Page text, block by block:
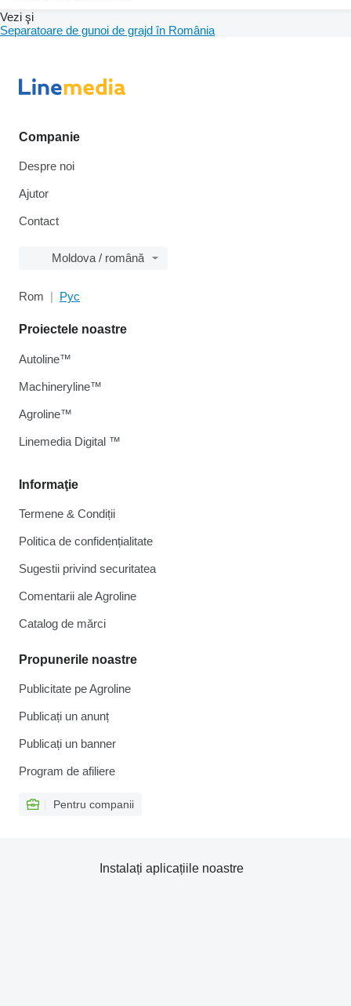
Vezi şi
Separatoare de gunoi de grajd în România
Companie
Despre noi
Ajutor
Contact
Moldova / română
Rom Рус
Informaţie
Termene & Condiții
Politica de confidențialitate
Sugestii privind securitatea
Comentarii ale Agroline
Catalog de mărcі
Propunerile noastre
Publicitate pe Agroline
Publicați un anunț
Publicați un banner
Program de afiliere
Pentru companii
Proiectele noastre
Autoline™
Machineryline™
Agroline™
Linemedia Digital ™
Instalați aplicațiile noastre